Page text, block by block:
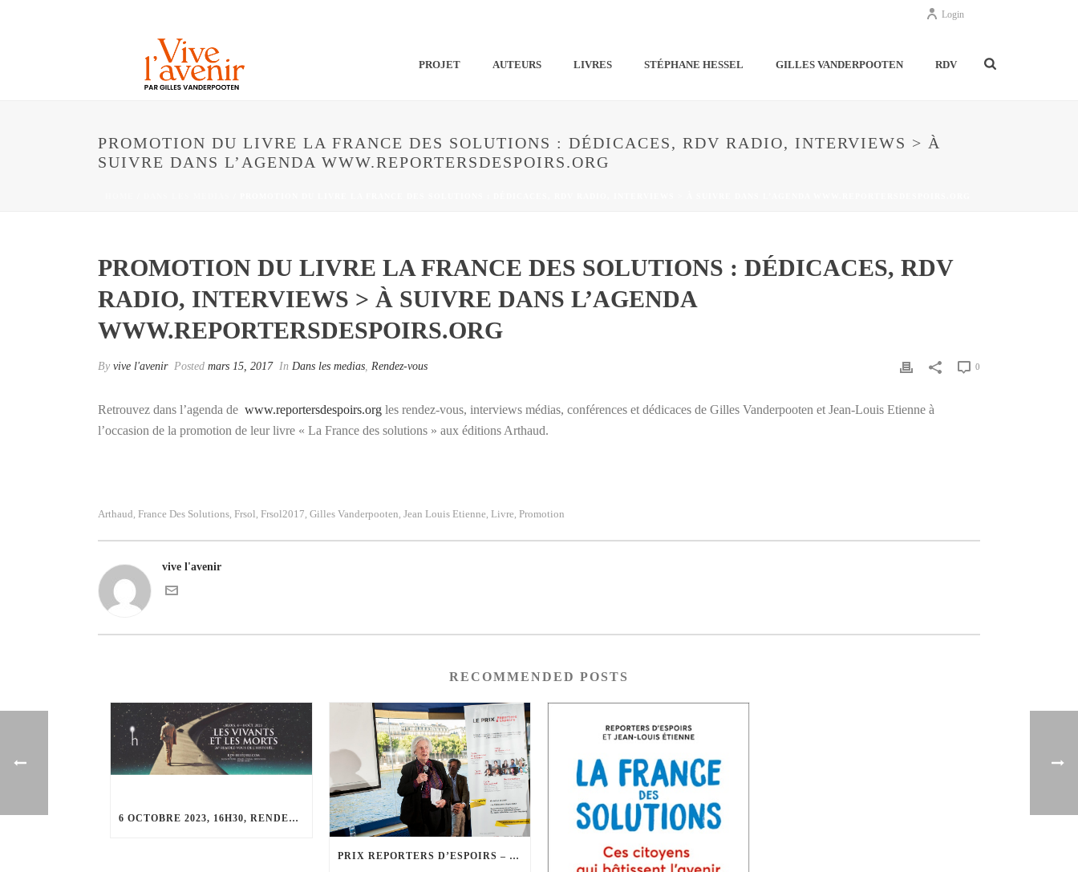
Login
PROJET AUTEURS LIVRES STÉPHANE HESSEL GILLES VANDERPOOTEN RDV
PROMOTION DU LIVRE LA FRANCE DES SOLUTIONS : DÉDICACES, RDV RADIO, INTERVIEWS > À
SUIVRE DANS L’AGENDA WWW.REPORTERSDESPOIRS.ORG
PROMOTION DU LIVRE LA FRANCE DES SOLUTIONS : DÉDICACES, RDV
RADIO, INTERVIEWS > À SUIVRE DANS L’AGENDA
WWW.REPORTERSDESPOIRS.ORG
By vive l'avenir Posted mars 15, 2017 In Dans les medias, Rendez-vous 0
Retrouvez dans l’agenda de www.reportersdespoirs.org les rendez-vous, interviews médias, conférences et dédicaces de Gilles Vanderpooten et Jean-Louis Etienne à
l’occasion de la promotion de leur livre « La France des solutions » aux éditions Arthaud.
Arthaud, France Des Solutions, Frsol, Frsol2017, Gilles Vanderpooten, Jean Louis Etienne, Livre, Promotion
vive l'avenir
RECOMMENDED POSTS
6 OCTOBRE 2023, 16H30, RENDEZ-VOUS DE L’HISTOIRE DE BLOIS : « OÙ SONT NOS NOUVEAUX HÉROS ? »
PRIX REPORTERS D’ESPOIRS – STÉPHANE HESSEL 2019